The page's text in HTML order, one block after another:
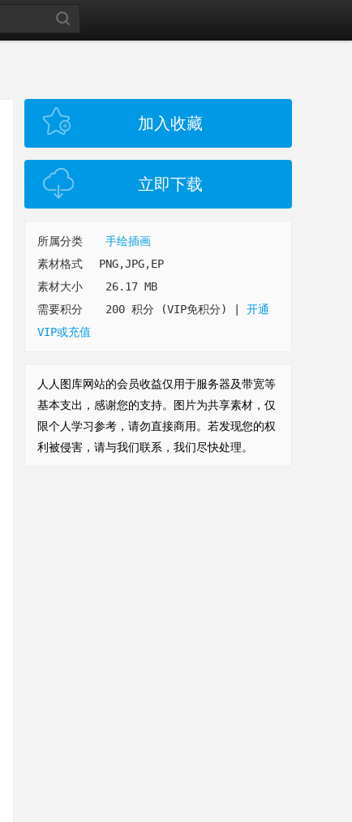
加入收藏
立即下载
所属分类
手绘插画
素材格式
PNG,JPG,EP
素材大小
26.17 MB
需要积分
200 积分 (VIP免积分)
开通
VIP或充值
人人图库网站的会员收益仅用于服务器及带宽等
基本支出，感谢您的支持。图片为共享素材，仅
限个人学习参考，请勿直接商用。若发现您的权
利被侵害，请与我们联系，我们尽快处理。